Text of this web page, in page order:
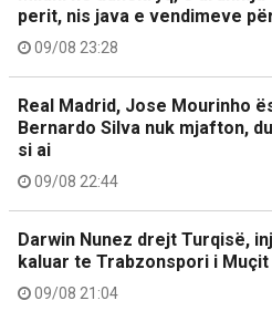
perit, nis java e vendimeve
09/08 23:28
Real Madrid, Jose Mourinho
Bernardo Silva nuk mjafton,
si ai
09/08 22:44
Darwin Nunez drejt Turqisë,
kaluar te Trabzonspori i Muçit
09/08 21:04